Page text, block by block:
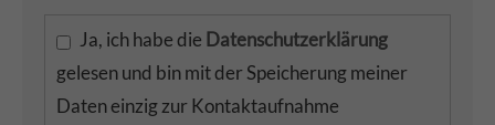
Ja, ich habe die Datenschutzerklärung
gelesen und bin mit der Speicherung meiner
Daten einzig zur Kontaktaufnahme